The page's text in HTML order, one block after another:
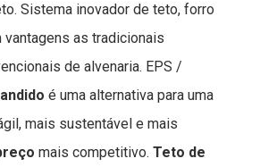
Sistema inovador de teto, forro
as tradicionais
de alvenaria. EPS /
é uma alternativa para uma
mais sustentável e mais
mais competitivo.Teto de